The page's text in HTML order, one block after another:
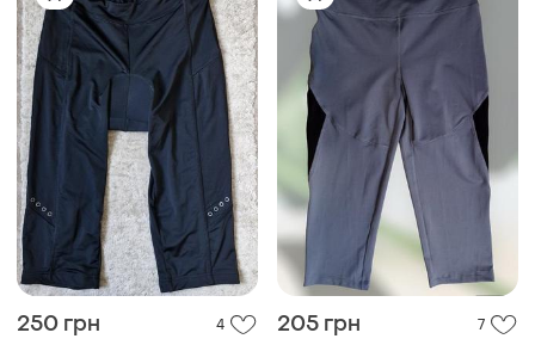
250 грн 4 205 грн
7